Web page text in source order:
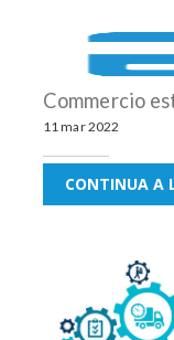
Commercio
11 mar 2022
CONTINUA A